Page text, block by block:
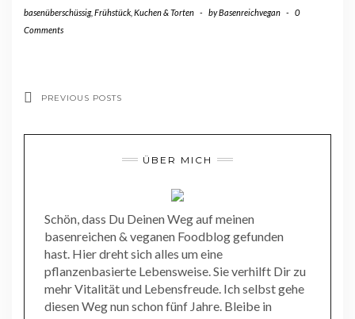
basenüberschüssig, Frühstück Kuchen & Torten - byBasenreichvegan -
0
Comments
PREVIOUS POSTS
ÜBER MICH
Schön, dass Du Deinen Weg auf meinen
basenreichen & veganen Foodblog gefunden
hast. Hier dreht sich alles um eine
pflanzenbasierte Lebensweise. Sie verhilft Dir zu
mehr Vitalität und Lebensfreude. Ich selbst gehe
diesen Weg nun schon fünf Jahre. Bleibe in